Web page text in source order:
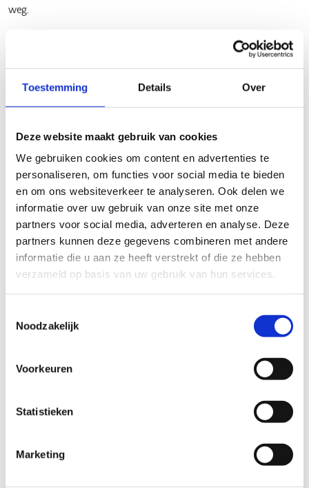
Toestemming Details Over
Deze website maakt gebruik van cookies
We gebruiken cookies om content en advertenties te
personaliseren, om functies voor social media te bieden
en om ons websiteverkeer te analyseren. Ook delen we
informatie over uw gebruik van onze site met onze
partners voor social media, adverteren en analyse. Deze
partners kunnen deze gegevens combineren met andere
informatie die u aan ze heeft verstrekt of die ze hebben
verzameld op basis van uw gebruik van hun services.
Noodzakelijk
Voorkeuren
Statistieken
Marketing
weg.
wil genieten.
🔵Voor gevorderden - 15 km
Ideaal als je al wat ervaring hebt, maar nog niet klaar bent
voor de langste afstand.
🔴Voor ervaren skeeleraars - 29 km
Een stevige tocht voor de ervaren skeeleraar die houdt van
een sportieve uitdaging.
Extra kilometers?Je kan de route in Beringen verbinden
met de skeelerroute in Ham via twee aangeduide
Startplaatsen